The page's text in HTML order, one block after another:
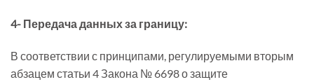
4- Передача данных за границу:
В соответствии с принципами, регулируемыми вторым
абзацем статьи 4 Закона № 6698 о защите